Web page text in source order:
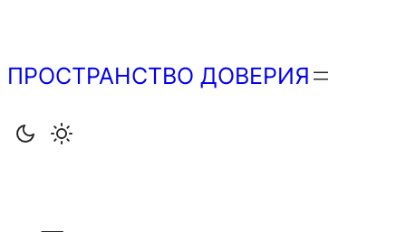
содержимому
ПРОСТРАНСТВО ДОВЕРИЯ